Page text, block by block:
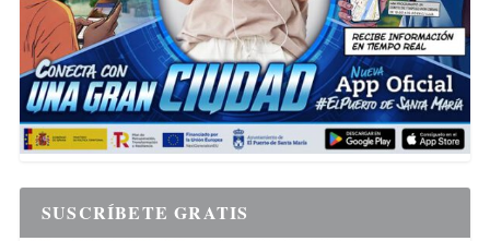
SUSCRÍBETE GRATIS